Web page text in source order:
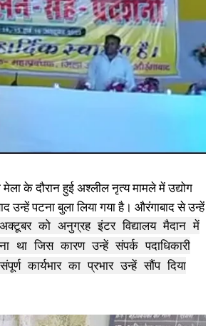
के दौरान हुई अश्लील नृत्य मामले में उद्योग
उन्हें पटना बुला लिया गया है। औरंगाबाद से उन्हें
को अनुग्रह इंटर विद्यालय मैदान में
था जिस कारण उन्हें संपर्क पदाधिकारी
कार्यभार का प्रभार उन्हें सौंप दिया